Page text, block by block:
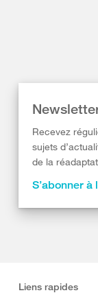
Recevez
sujets
de la
S’abonner
Liens rapides